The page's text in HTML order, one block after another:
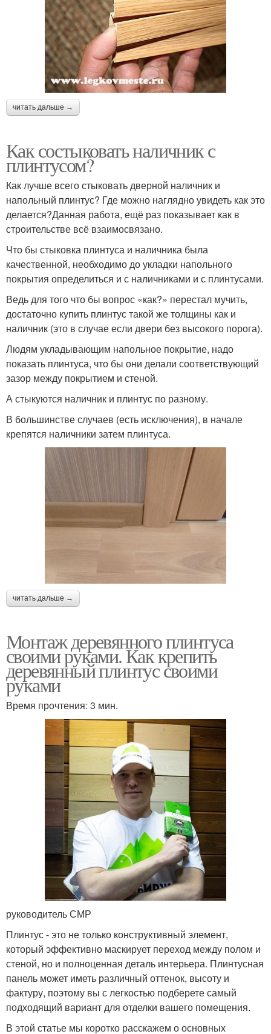
читать дальше →
Как состыковать наличник с
плинтусом?
Как лучше всего стыковать дверной наличник и
напольный плинтус? Где можно наглядно увидеть как это
делается?Данная работа, ещё раз показывает как в
строительстве всё взаимосвязано.
Что бы стыковка плинтуса и наличника была
качественной, необходимо до укладки напольного
покрытия определиться и с наличниками и с плинтусами.
Ведь для того что бы вопрос «как?» перестал мучить,
достаточно купить плинтус такой же толщины как и
наличник (это в случае если двери без высокого порога).
Людям укладывающим напольное покрытие, надо
показать плинтуса, что бы они делали соответствующий
зазор между покрытием и стеной.
А стыкуются наличник и плинтус по разному.
В большинстве случаев (есть исключения), в начале
крепятся наличники затем плинтуса.
читать дальше →
Монтаж деревянного плинтуса
своими руками. Как крепить
деревянный плинтус своими
руками
Время прочтения: 3 мин.
руководитель СМР
Плинтус - это не только конструктивный элемент,
который эффективно маскирует переход между полом и
стеной, но и полноценная деталь интерьера. Плинтусная
панель может иметь различный оттенок, высоту и
фактуру, поэтому вы с легкостью подберете самый
подходящий вариант для отделки вашего помещения.
В этой статье мы коротко расскажем о основных